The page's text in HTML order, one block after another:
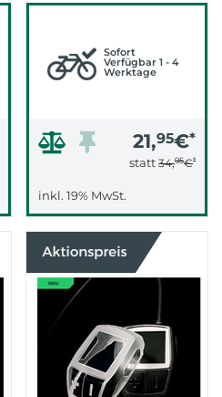
Sofort
Verfügbar 1 - 4
Werktage
21,95€*
statt 34,95€*
inkl. 19% MwSt.